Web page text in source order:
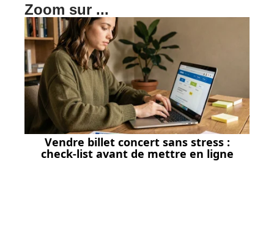
Zoom sur ...
Vendre billet concert sans stress :
check-list avant de mettre en ligne